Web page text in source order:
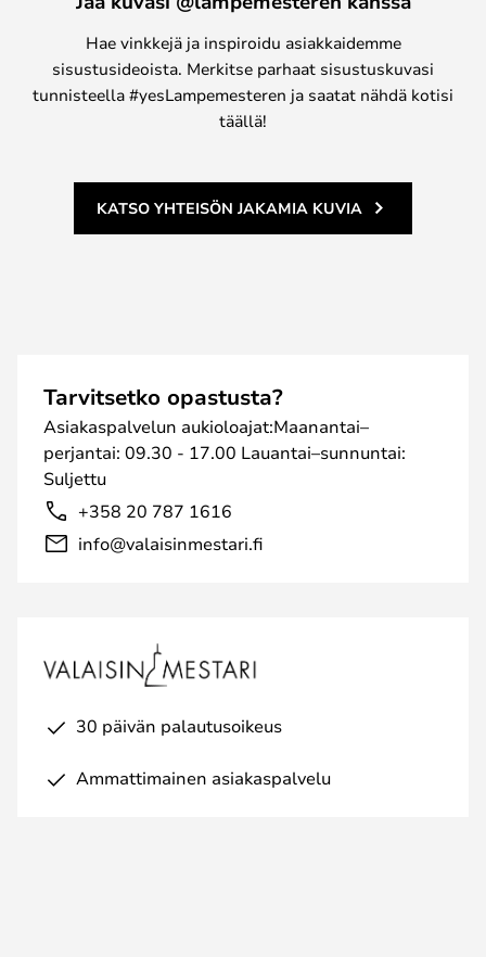
Hae vinkkejä ja inspiroidu asiakkaidemme
sisustusideoista. Merkitse parhaat sisustuskuvasi
tunnisteella #yesLampemesteren ja saatat nähdä kotisi
täällä!
KATSO YHTEISÖN JAKAMIA KUVIA
Tarvitsetko opastusta?
Asiakaspalvelun aukioloajat:Maanantai–
perjantai: 09.30 - 17.00 Lauantai–sunnuntai:
Suljettu
+358 20 787 1616
info@valaisinmestari.fi
30 päivän palautusoikeus
Ammattimainen asiakaspalvelu